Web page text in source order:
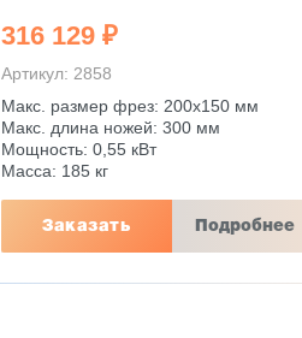
316 129 ₽
Артикул: 2858
Макс. размер фрез: 200х150 мм
Макс. длина ножей: 300 мм
Мощность: 0,55 кВт
Масса: 185 кг
Заказать Подробнее